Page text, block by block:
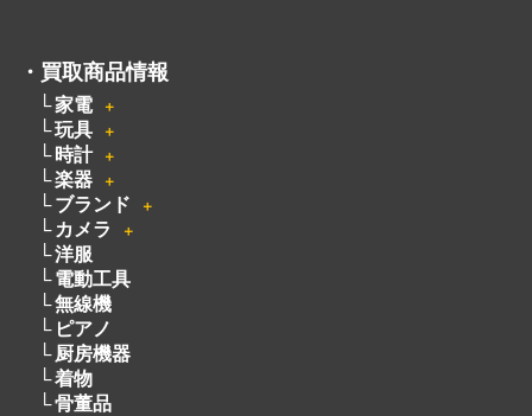
・ 買取商品情報
家電 ＋
玩具 ＋
時計 ＋
楽器 ＋
ブランド ＋
カメラ ＋
洋服
電動工具
無線機
ピアノ
厨房機器
着物
骨董品